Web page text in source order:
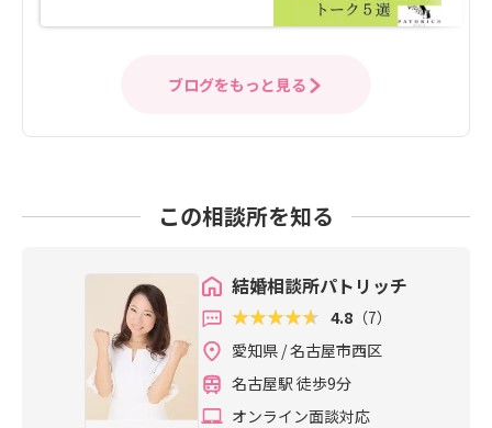
ブログをもっと見る
この相談所を知る
結婚相談所パトリッチ
4.8 （7）
愛知県 / 名古屋市西区
名古屋駅 徒歩9分
オンライン面談対応